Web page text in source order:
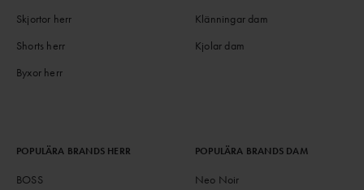
Skjortor herr
Shorts herr
Byxor herr
Klänningar dam
Kjolar dam
POPULÄRA BRANDS HERR
BOSS
POPULÄRA BRANDS DAM
Neo Noir